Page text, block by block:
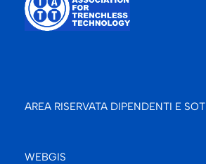
AREA RISERVATA DIPENDENTI E SOT
WEBGIS